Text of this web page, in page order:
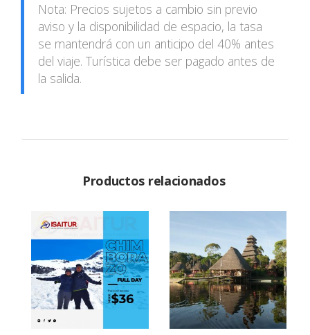
Nota: Precios sujetos a cambio sin previo
aviso y la disponibilidad de espacio, la tasa
se mantendrá con un anticipo del 40% antes
del viaje. Turística debe ser pagado antes de
la salida.
Productos relacionados